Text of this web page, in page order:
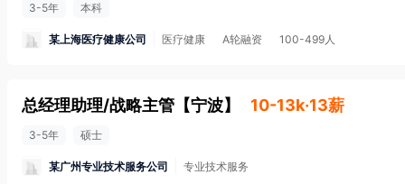
3-5年 本科
某上海医疗健康公司 医疗健康 A轮融资 100-499人
总经理助理/战略主管 【宁波】 10-13k·13薪
3-5年 硕士
某广州专业技术服务公司 专业技术服务